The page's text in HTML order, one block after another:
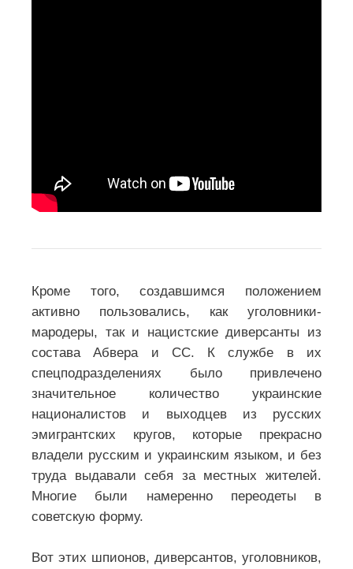
Кроме того, создавшимся положением
активно пользовались, как уголовники-
мародеры, так и нацистские диверсанты из
состава Абвера и СС. К службе в их
спецподразделениях было привлечено
значительное количество украинские
националистов и выходцев из русских
эмигрантских кругов, которые прекрасно
владели русским и украинским языком, и без
труда выдавали себя за местных жителей.
Многие были намеренно переодеты в
советскую форму.
Вот этих шпионов, диверсантов, уголовников,